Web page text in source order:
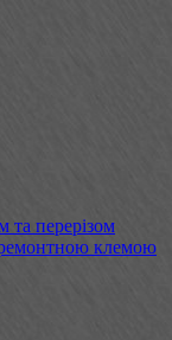
перерізом
клемою